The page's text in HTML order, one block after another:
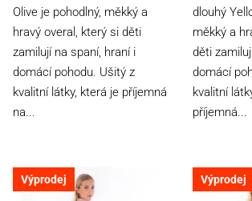
5
hvězdiček.
Olive je pohodlný, měkký a
hravý overal, který si děti
zamilují na spaní, hraní i
domácí pohodu. Ušitý z
kvalitní látky, která je příjemná
na...
dlouhý
měkký a
děti
domácí
kvalitní
příjemná...
Výprodej Výprodej